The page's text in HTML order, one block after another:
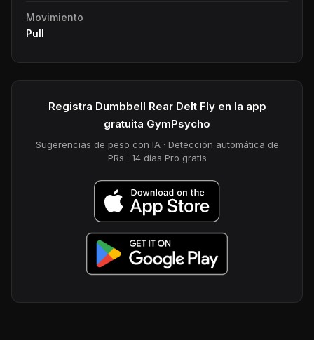
Movimiento
Pull
Registra Dumbbell Rear Delt Fly en la app
gratuita GymPsycho
Sugerencias de peso con IA · Detección automática de
PRs · 14 días Pro gratis